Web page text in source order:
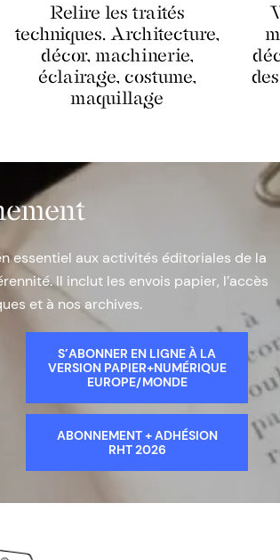
Relire les traités
techniques. Architecture,
décor, machinerie,
éclairage, costume,
maquillage
essentiel aux activités éditoriales de la
Il inclut les envois papier, l’accès
et à nos archives.
S’ABONNER EN LIGNE À LA
VERSION PAPIER+NUMÉRIQUE
EUROPE/MONDE
ABONNEMENT + ADHÉSION
RHT 2026